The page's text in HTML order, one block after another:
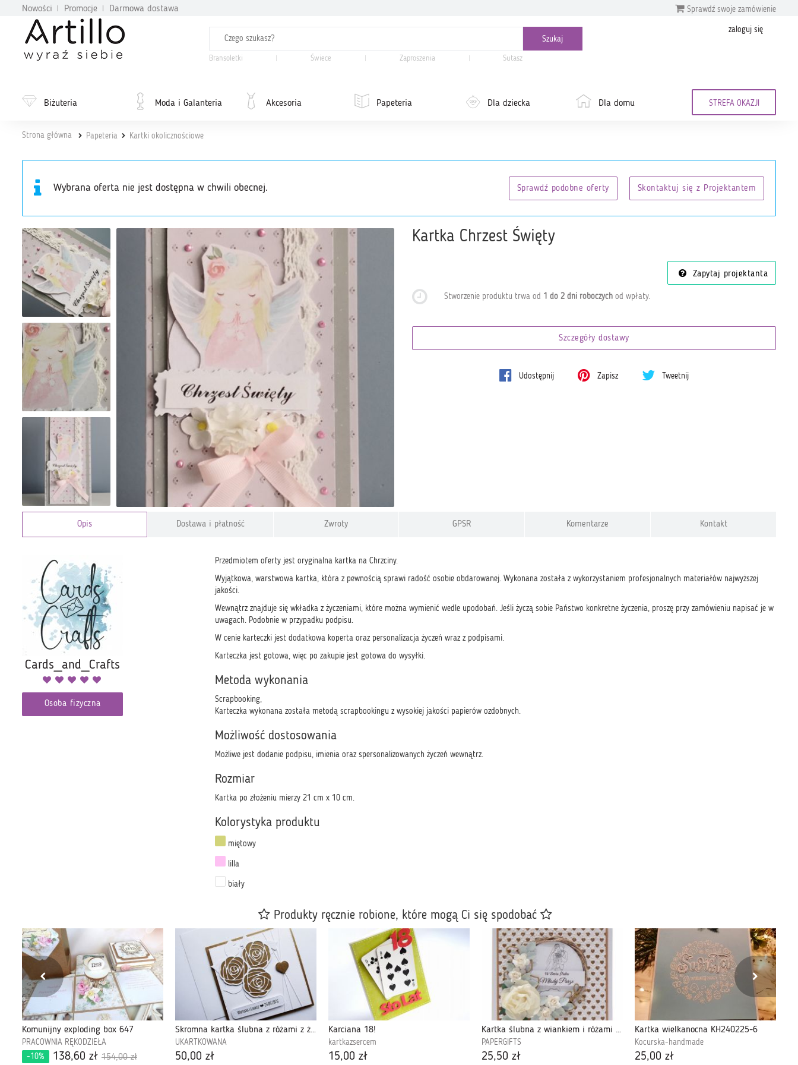
Nowości Promocje Darmowa dostawa Sprawdź swoje zamówienie
Bransoletki Świece Zaproszenia Sutasz
zaloguj się
Biżuteria Moda i Galanteria Akcesoria Papeteria Dla dziecka Dla domu STREFA OKAZJI
Strona główna Papeteria Kartki okolicznościowe
Wybrana oferta nie jest dostępna w chwili obecnej. Sprawdź podobne oferty Skontaktuj się z Projektantem
Kartka Chrzest Święty
Zapytaj projektanta
Stworzenie produktu trwa od 1 do 2 dni roboczychod wpłaty.
Szczegóły dostawy
Udostępnij Zapisz Tweetnij
Opis Dostawa i płatność Zwroty GPSR Komentarze Kontakt
Przedmiotem oferty jest oryginalna kartka na Chrzciny.
Wyjątkowa, warstwowa kartka, która z pewnością sprawi radość osobie obdarowanej. Wykonana została z wykorzystaniem profesjonalnych materiałów najwyższej
jakości.
Wewnątrz znajduje się wkładka z życzeniami, które można wymienić wedle upodobań. Jeśli życzą sobie Państwo konkretne życzenia, proszę przy zamówieniu napisać je w
uwagach. Podobnie w przypadku podpisu.
W cenie karteczki jest dodatkowa koperta oraz personalizacja życzeń wraz z podpisami.
Karteczka jest gotowa, więc po zakupie jest gotowa do wysyłki.
Metoda wykonania
Scrapbooking,
Karteczka wykonana została metodą scrapbookingu z wysokiej jakości papierów ozdobnych.
Możliwość dostosowania
Możliwe jest dodanie podpisu, imienia oraz spersonalizowanych życzeń wewnątrz.
Rozmiar
Kartka po złożeniu mierzy 21 cm x 10 cm.
Kolorystyka produktu
miętowy
lilla
biały
Cards_and_Crafts
Osoba fizyczna
Produkty ręcznie robione, które mogą Ci się spodobać
Komunijny exploding box 647
PRACOWNIA RĘKODZIEŁA
-10%
138,60 zł 154,00 zł
Skromna kartka ślubna z różami z życzeniami
UKARTKOWANA
50,00 zł
Karciana 18!
kartkazsercem
15,00 zł
Kartka ślubna z wiankiem i różami - złote serca
PAPERGIFTS
25,50 zł
Kartka wielkanocna KH240225-6
Kocurska-handmade
25,00 zł